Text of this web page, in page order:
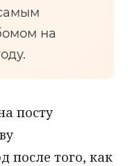
на
посту
после того, как